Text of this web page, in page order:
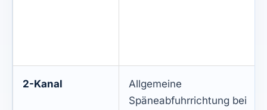
2-Kanal
Allgemeine
Späneabfuhrrichtung bei